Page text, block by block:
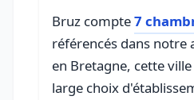
Bruz compte7
référencés dans notre
en Bretagne, cette
large choix